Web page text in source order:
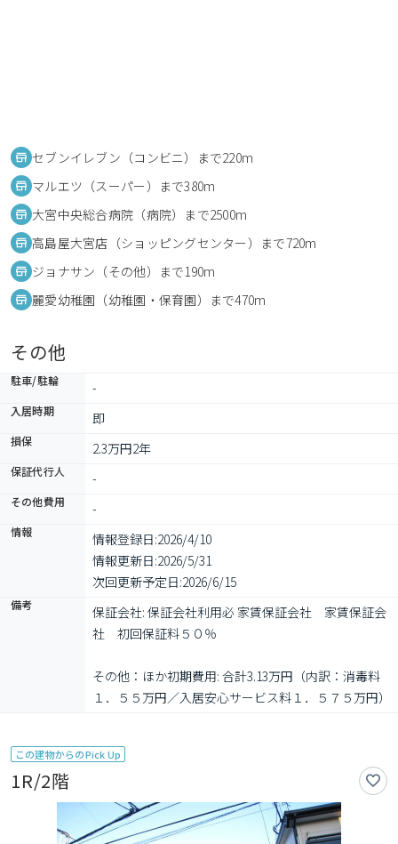
セブンイレブン（コンビニ）まで220m
マルエツ（スーパー）まで380m
大宮中央総合病院（病院）まで2500m
高島屋大宮店（ショッピングセンター）まで720m
ジョナサン（その他）まで190m
麗愛幼稚園（幼稚園・保育園）まで470m
その他
駐車/駐輪 -
入居時期 即
損保 2.3万円2年
保証代行人 -
その他費用 -
情報 情報登録日:2026/4/10
情報更新日:2026/5/31
次回更新予定日:2026/6/15
備考
保証会社: 保証会社利用必 家賃保証会社　家賃保証会
社　初回保証料５０％
その他：ほか初期費用: 合計3.13万円（内訳：消毒料
１．５５万円／入居安心サービス料１．５７５万円）
この建物からのPick Up
1R/2階